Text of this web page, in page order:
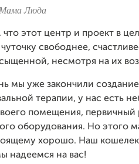
Мама Люда
этот центр и проект в
свободнее,
несмотря на их
мы уже закончили
терапии, у нас есть
помещения, первичный
оборудования. Но этого
хорошо. Наш
надеемся на вас!